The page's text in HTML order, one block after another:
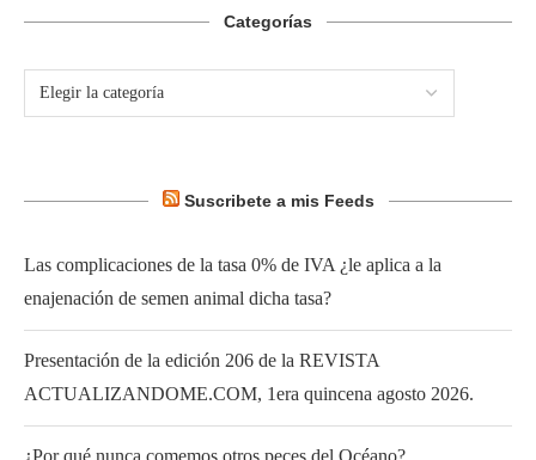
Categorías
Suscribete a mis Feeds
Las complicaciones de la tasa 0% de IVA ¿le aplica a la
enajenación de semen animal dicha tasa?
Presentación de la edición 206 de la REVISTA
ACTUALIZANDOME.COM, 1era quincena agosto 2026.
¿Por qué nunca comemos otros peces del Océano?